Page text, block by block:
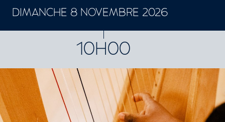
DIMANCHE 8 NOVEMBRE 2026
10H00